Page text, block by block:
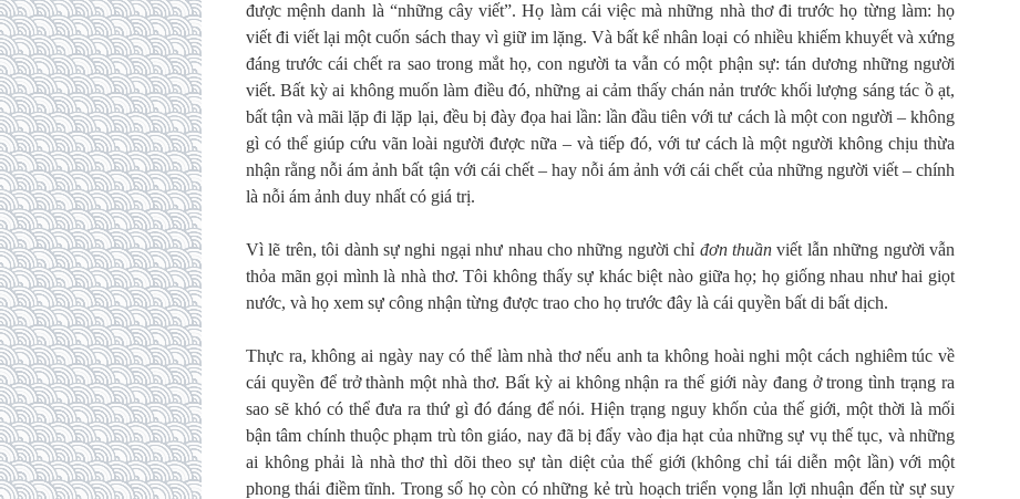
được mệnh danh là “những cây viết”. Họ làm cái việc mà những nhà thơ đi trước họ từng làm: họ
viết đi viết lại một cuốn sách thay vì giữ im lặng. Và bất kể nhân loại có nhiều khiếm khuyết và xứng
đáng trước cái chết ra sao trong mắt họ, con người ta vẫn có một phận sự: tán dương những người
viết. Bất kỳ ai không muốn làm điều đó, những ai cảm thấy chán nản trước khối lượng sáng tác ồ ạt,
bất tận và mãi lặp đi lặp lại, đều bị đày đọa hai lần: lần đầu tiên với tư cách là một con người – không
gì có thể giúp cứu vãn loài người được nữa – và tiếp đó, với tư cách là một người không chịu thừa
nhận rằng nỗi ám ảnh bất tận với cái chết – hay nỗi ám ảnh với cái chết của những người viết – chính
là nỗi ám ảnh duy nhất có giá trị.
Vì lẽ trên, tôi dành sự nghi ngại như nhau cho những người chỉ đơn thuần viết lẫn những người vẫn
thỏa mãn gọi mình là nhà thơ. Tôi không thấy sự khác biệt nào giữa họ; họ giống nhau như hai giọt
nước, và họ xem sự công nhận từng được trao cho họ trước đây là cái quyền bất di bất dịch.
Thực ra, không ai ngày nay có thể làm nhà thơ nếu anh ta không hoài nghi một cách nghiêm túc về
cái quyền để trở thành một nhà thơ. Bất kỳ ai không nhận ra thế giới này đang ở trong tình trạng ra
sao sẽ khó có thể đưa ra thứ gì đó đáng để nói. Hiện trạng nguy khốn của thế giới, một thời là mối
bận tâm chính thuộc phạm trù tôn giáo, nay đã bị đẩy vào địa hạt của những sự vụ thế tục, và những
ai không phải là nhà thơ thì dõi theo sự tàn diệt của thế giới (không chỉ tái diễn một lần) với một
phong thái điềm tĩnh. Trong số họ còn có những kẻ trù hoạch triển vọng lẫn lợi nhuận đến từ sự suy